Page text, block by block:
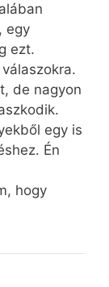
egy
ezt.
de nagyon
egy is
Én
hogy